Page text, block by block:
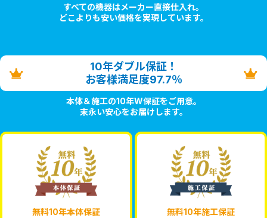
すべての機器はメーカー直接仕入れ。
どこよりも安い価格を実現しています。
10年ダブル保証！
お客様満足度97.7％
本体＆施工の10年W保証をご用意。
末永い安心をお届けします。
無料10年本体保証 無料10年施工保証